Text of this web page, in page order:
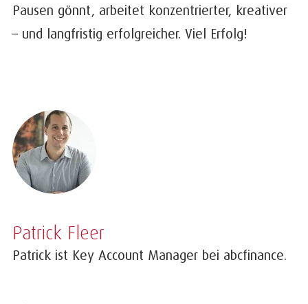
Pausen gönnt, arbeitet konzentrierter, kreativer
– und langfristig erfolgreicher. Viel Erfolg!
Patrick Fleer
Patrick ist Key Account Manager bei abcfinance.